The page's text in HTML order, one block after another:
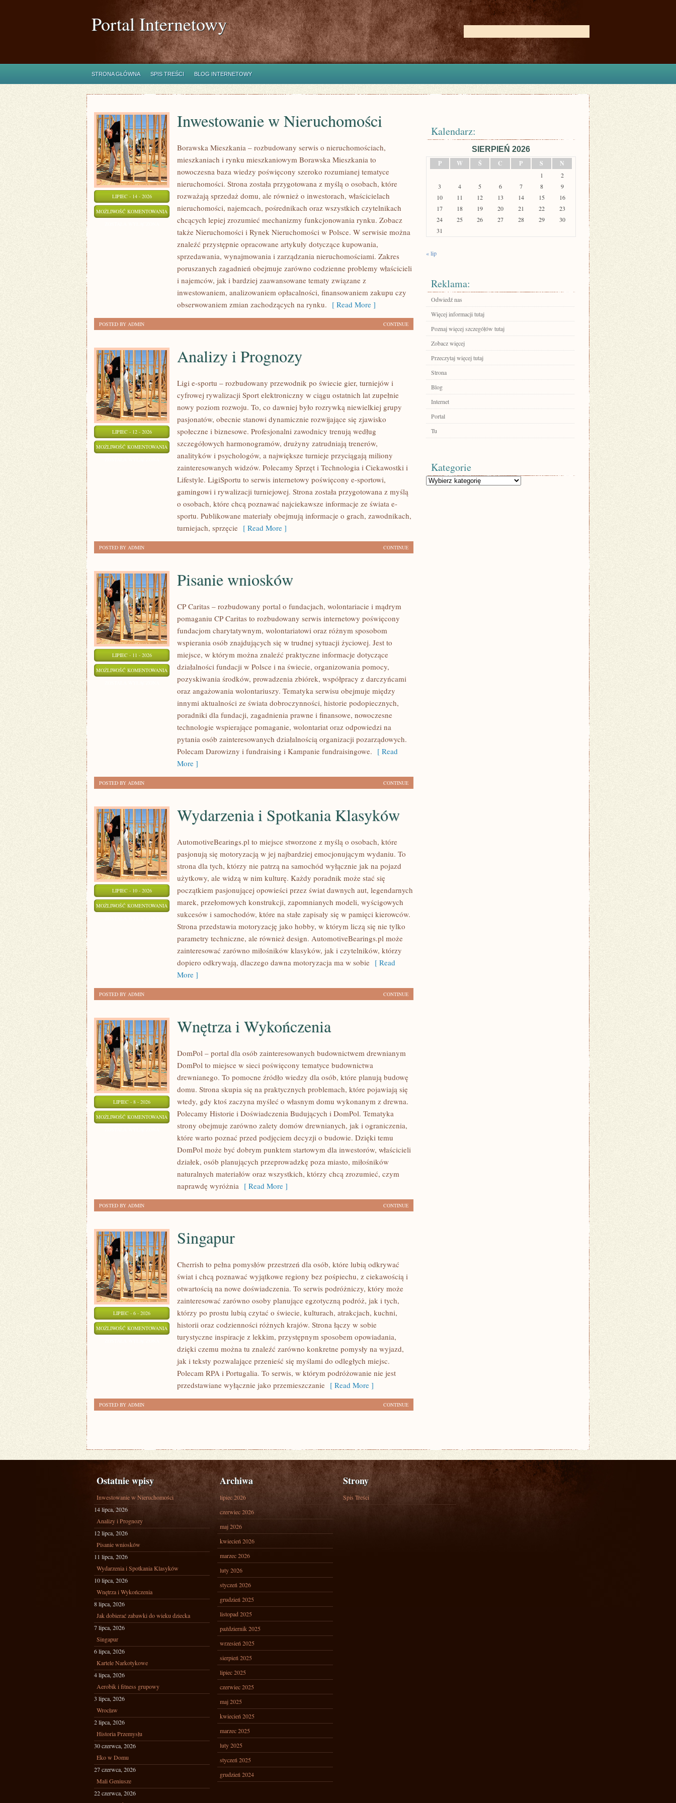
Portal Internetowy
STRONA GŁÓWNA SPIS TREŚCI BLOG INTERNETOWY
LIPIEC - 14 - 2026
MOŻLIWOŚĆ KOMENTOWANIA INWESTOWANIE
NIERUCHOMOŚCI
Inwestowanie w Nieruchomości
Borawska Mieszkania – rozbudowany serwis o nieruchomościach,
mieszkaniach i rynku mieszkaniowym Borawska Mieszkania to
nowoczesna baza wiedzy poświęcony szeroko rozumianej tematyce
nieruchomości. Strona została przygotowana z myślą o osobach, które
rozważają sprzedaż domu, ale również o inwestorach, właścicielach
nieruchomości, najemcach, pośrednikach oraz wszystkich czytelnikach
chcących lepiej zrozumieć mechanizmy funkcjonowania rynku. Zobacz
także Nieruchomości i Rynek Nieruchomości w Polsce. W serwisie można
znaleźć przystępnie opracowane artykuły dotyczące kupowania,
sprzedawania, wynajmowania i zarządzania nieruchomościami. Zakres
poruszanych zagadnień obejmuje zarówno codzienne problemy właścicieli
i najemców, jak i bardziej zaawansowane tematy związane z
inwestowaniem, analizowaniem opłacalności, finansowaniem zakupu czy
obserwowaniem zmian zachodzących na rynku. [ Read More ]
CONTINUE
POSTED BY ADMIN
LIPIEC - 12 - 2026
MOŻLIWOŚĆ KOMENTOWANIA ANALIZY
PROGNOZY
Analizy i Prognozy
Ligi e-sportu – rozbudowany przewodnik po świecie gier, turniejów i
cyfrowej rywalizacji Sport elektroniczny w ciągu ostatnich lat zupełnie
nowy poziom rozwoju. To, co dawniej było rozrywką niewielkiej grupy
pasjonatów, obecnie stanowi dynamicznie rozwijające się zjawisko
społeczne i biznesowe. Profesjonalni zawodnicy trenują według
szczegółowych harmonogramów, drużyny zatrudniają trenerów,
analityków i psychologów, a największe turnieje przyciągają miliony
zainteresowanych widzów. Polecamy Sprzęt i Technologia i Ciekawostki i
Lifestyle. LigiSportu to serwis internetowy poświęcony e-sportowi,
gamingowi i rywalizacji turniejowej. Strona została przygotowana z myślą
o osobach, które chcą poznawać najciekawsze informacje ze świata e-
sportu. Publikowane materiały obejmują informacje o grach, zawodnikach,
turniejach, sprzęcie [ Read More ]
CONTINUE
POSTED BY ADMIN
LIPIEC - 11 - 2026
MOŻLIWOŚĆ KOMENTOWANIA PISANIE
WNIOSKÓW
Pisanie wniosków
CP Caritas – rozbudowany portal o fundacjach, wolontariacie i mądrym
pomaganiu CP Caritas to rozbudowany serwis internetowy poświęcony
fundacjom charytatywnym, wolontariatowi oraz różnym sposobom
wspierania osób znajdujących się w trudnej sytuacji życiowej. Jest to
miejsce, w którym można znaleźć praktyczne informacje dotyczące
działalności fundacji w Polsce i na świecie, organizowania pomocy,
pozyskiwania środków, prowadzenia zbiórek, współpracy z darczyńcami
oraz angażowania wolontariuszy. Tematyka serwisu obejmuje między
innymi aktualności ze świata dobroczynności, historie podopiecznych,
poradniki dla fundacji, zagadnienia prawne i finansowe, nowoczesne
technologie wspierające pomaganie, wolontariat oraz odpowiedzi na
pytania osób zainteresowanych działalnością organizacji pozarządowych.
Polecam Darowizny i fundraising i Kampanie fundraisingowe. [ Read
More ]
CONTINUE
POSTED BY ADMIN
LIPIEC - 10 - 2026
MOŻLIWOŚĆ KOMENTOWANIA WYDARZENIA
SPOTKANIA
KLASYKÓW
Wydarzenia i Spotkania Klasyków
AutomotiveBearings.pl to miejsce stworzone z myślą o osobach, które
pasjonują się motoryzacją w jej najbardziej emocjonującym wydaniu. To
strona dla tych, którzy nie patrzą na samochód wyłącznie jak na pojazd
użytkowy, ale widzą w nim kulturę. Każdy poradnik może stać się
początkiem pasjonującej opowieści przez świat dawnych aut, legendarnych
marek, przełomowych konstrukcji, zapomnianych modeli, wyścigowych
sukcesów i samochodów, które na stałe zapisały się w pamięci kierowców.
Strona przedstawia motoryzację jako hobby, w którym liczą się nie tylko
parametry techniczne, ale również design. AutomotiveBearings.pl może
zainteresować zarówno miłośników klasyków, jak i czytelników, którzy
dopiero odkrywają, dlaczego dawna motoryzacja ma w sobie [ Read
More ]
CONTINUE
POSTED BY ADMIN
LIPIEC - 8 - 2026
MOŻLIWOŚĆ KOMENTOWANIA WNĘTRZA
WYKOŃCZENIA
Wnętrza i Wykończenia
DomPol – portal dla osób zainteresowanych budownictwem drewnianym
DomPol to miejsce w sieci poświęcony tematyce budownictwa
drewnianego. To pomocne źródło wiedzy dla osób, które planują budowę
domu. Strona skupia się na praktycznych problemach, które pojawiają się
wtedy, gdy ktoś zaczyna myśleć o własnym domu wykonanym z drewna.
Polecamy Historie i Doświadczenia Budujących i DomPol. Tematyka
strony obejmuje zarówno zalety domów drewnianych, jak i ograniczenia,
które warto poznać przed podjęciem decyzji o budowie. Dzięki temu
DomPol może być dobrym punktem startowym dla inwestorów, właścicieli
działek, osób planujących przeprowadzkę poza miasto, miłośników
naturalnych materiałów oraz wszystkich, którzy chcą zrozumieć, czym
naprawdę wyróżnia [ Read More ]
CONTINUE
POSTED BY ADMIN
LIPIEC - 6 - 2026
MOŻLIWOŚĆ KOMENTOWANIA SINGAPUR
Singapur
Cherrish to pełna pomysłów przestrzeń dla osób, które lubią odkrywać
świat i chcą poznawać wyjątkowe regiony bez pośpiechu, z ciekawością i
otwartością na nowe doświadczenia. To serwis podróżniczy, który może
zainteresować zarówno osoby planujące egzotyczną podróż, jak i tych,
którzy po prostu lubią czytać o świecie, kulturach, atrakcjach, kuchni,
historii oraz codzienności różnych krajów. Strona łączy w sobie
turystyczne inspiracje z lekkim, przystępnym sposobem opowiadania,
dzięki czemu można tu znaleźć zarówno konkretne pomysły na wyjazd,
jak i teksty pozwalające przenieść się myślami do odległych miejsc.
Polecam RPA i Portugalia. To serwis, w którym podróżowanie nie jest
przedstawiane wyłącznie jako przemieszczanie [ Read More ]
CONTINUE
POSTED BY ADMIN
Kalendarz:
SIERPIEŃ 2026
P
W Ś C P S N
1
2
3
4 5 6 7 8
9
10
11 12 13 14 15
16
17
18 19 20 21 22
23
24
25 26 27 28 29
30
31
« lip
Reklama:
Odwiedź nas
Więcej informacji tutaj
Poznaj więcej szczegółów tutaj
Zobacz więcej
Przeczytaj więcej tutaj
Strona
Blog
Internet
Portal
Tu
Kategorie
Kategorie
Ostatnie wpisy
Inwestowanie w Nieruchomości
14 lipca, 2026
Analizy i Prognozy
12 lipca, 2026
Pisanie wniosków
11 lipca, 2026
Wydarzenia i Spotkania Klasyków
10 lipca, 2026
Wnętrza i Wykończenia
8 lipca, 2026
Jak dobierać zabawki do wieku dziecka
7 lipca, 2026
Singapur
6 lipca, 2026
Kartele Narkotykowe
4 lipca, 2026
Aerobik i fitness grupowy
3 lipca, 2026
Wrocław
2 lipca, 2026
Historia Przemysłu
30 czerwca, 2026
Eko w Domu
27 czerwca, 2026
Mali Geniusze
22 czerwca, 2026
Archiwa
lipiec 2026
czerwiec 2026
maj 2026
kwiecień 2026
marzec 2026
luty 2026
styczeń 2026
grudzień 2025
listopad 2025
październik 2025
wrzesień 2025
sierpień 2025
lipiec 2025
czerwiec 2025
maj 2025
kwiecień 2025
marzec 2025
luty 2025
styczeń 2025
grudzień 2024
Strony
Spis Treści